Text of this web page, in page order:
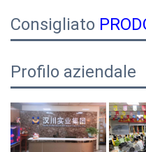
Consigliato
Profilo aziendale